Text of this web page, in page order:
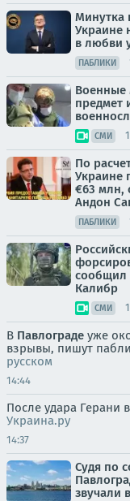
Минутка
Украине
в любви
ПАБЛИКИ
Военные
предмет
СМИ
По
Украине
€63 млн,
Андон
ПАБЛИКИ
сообщил
Калибр
СМИ
В Павлограде уже
взрывы, пишут
русском
14:44
После удара Герани
Украина.ру
14:37
Судя по
звучали